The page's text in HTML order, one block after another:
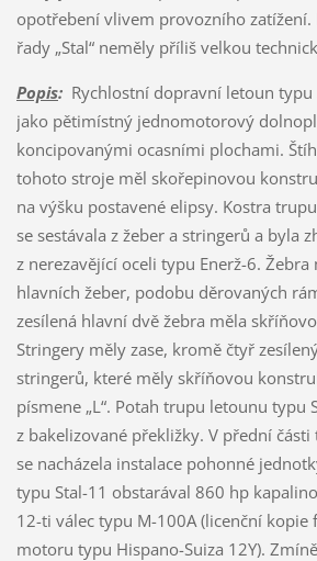
opotřebení vlivem provozního
řady „Stal“ neměly příliš velkou
Popis:Rychlostní dopravní letoun typu
jako pětimístný jednomotorový
koncipovanými ocasními plochami.
tohoto stroje měl skořepinovou
na výšku postavené elipsy. Kostra
se sestávala z žeber a stringerů a byla
z nerezavějící oceli typu Enerž-6.
hlavních žeber, podobu děrovaných
zesílená hlavní dvě žebra měla
Stringery měly zase, kromě čtyř
stringerů, které měly skříňovou
písmene „L“. Potah trupu letounu typu
z bakelizované překližky. V přední
se nacházela instalace pohonné
typu Stal-11 obstarával 860 hp
12-ti válec typu M-100A (licenční kopie
motoru typu Hispano-Suiza 12Y).